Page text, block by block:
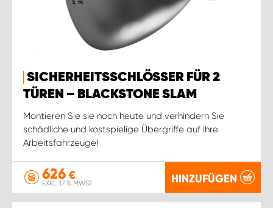
SICHERHEITSSCHLÖSSER FÜR 2
TÜREN – BLACKSTONE SLAM
Montieren Sie sie noch heute und verhindern Sie
schädliche und kostspielige Übergriffe auf Ihre
Arbeitsfahrzeuge!
626 €
EXKL. 17 % MWST. HINZUFÜGEN